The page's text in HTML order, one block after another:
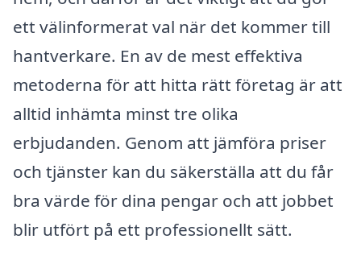
ett välinformerat val när det kommer till
hantverkare. En av de mest effektiva
metoderna för att hitta rätt företag är att
alltid inhämta minst tre olika
erbjudanden. Genom att jämföra priser
och tjänster kan du säkerställa att du får
bra värde för dina pengar och att jobbet
blir utfört på ett professionellt sätt.